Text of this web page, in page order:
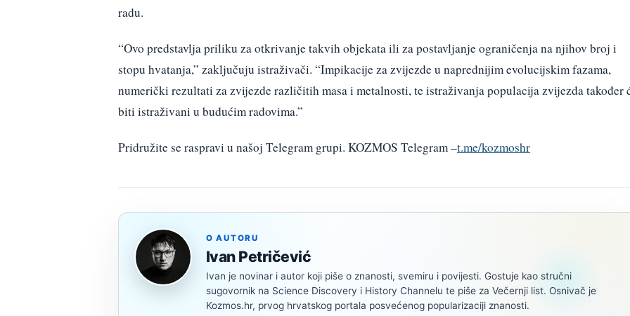
radu.
“Ovo predstavlja priliku za otkrivanje takvih objekata ili za postavljanje ograničenja na njihov broj i
stopu hvatanja,” zaključuju istraživači. “Impikacije za zvijezde u naprednijim evolucijskim fazama,
numerički rezultati za zvijezde različitih masa i metalnosti, te istraživanja populacija zvijezda također
biti istraživani u budućim radovima.”
Pridružite se raspravi u našoj Telegram grupi. KOZMOS Telegram –t.me/kozmoshr
O AUTORU
Ivan Petričević
Ivan je novinar i autor koji piše o znanosti, svemiru i povijesti. Gostuje kao stručni
sugovornik na Science Discovery i History Channelu te piše za Večernji list. Osnivač je
Kozmos.hr, prvog hrvatskog portala posvećenog popularizaciji znanosti.